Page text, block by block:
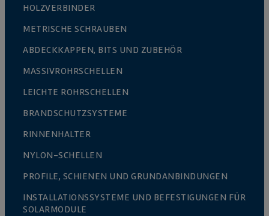
HOLZVERBINDER
METRISCHE SCHRAUBEN
ABDECKKAPPEN, BITS UND ZUBEHÖR
MASSIVROHRSCHELLEN
LEICHTE ROHRSCHELLEN
BRANDSCHUTZSYSTEME
RINNENHALTER
NYLON-SCHELLEN
PROFILE, SCHIENEN UND GRUNDANBINDUNGEN
INSTALLATIONSSYSTEME UND BEFESTIGUNGEN FÜR
SOLARMODULE